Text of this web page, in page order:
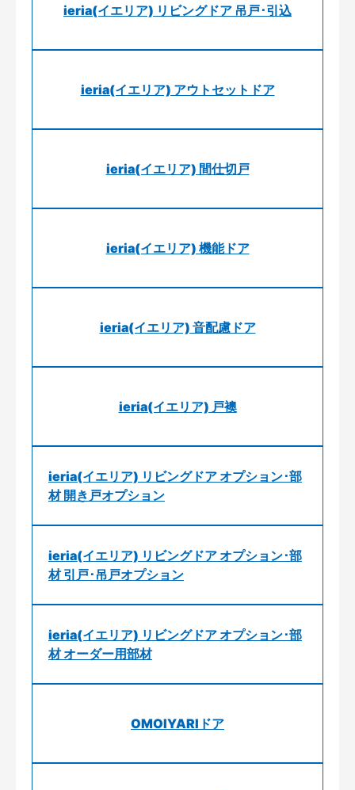
ieria(イエリア) リビングドア 吊戸･引込
ieria(イエリア) アウトセットドア
ieria(イエリア) 間仕切戸
ieria(イエリア) 機能ドア
ieria(イエリア) 音配慮ドア
ieria(イエリア) 戸襖
ieria(イエリア) リビングドア オプション･部
材 開き戸オプション
ieria(イエリア) リビングドア オプション･部
材 引戸･吊戸オプション
ieria(イエリア) リビングドア オプション･部
材 オーダー用部材
OMOIYARIドア